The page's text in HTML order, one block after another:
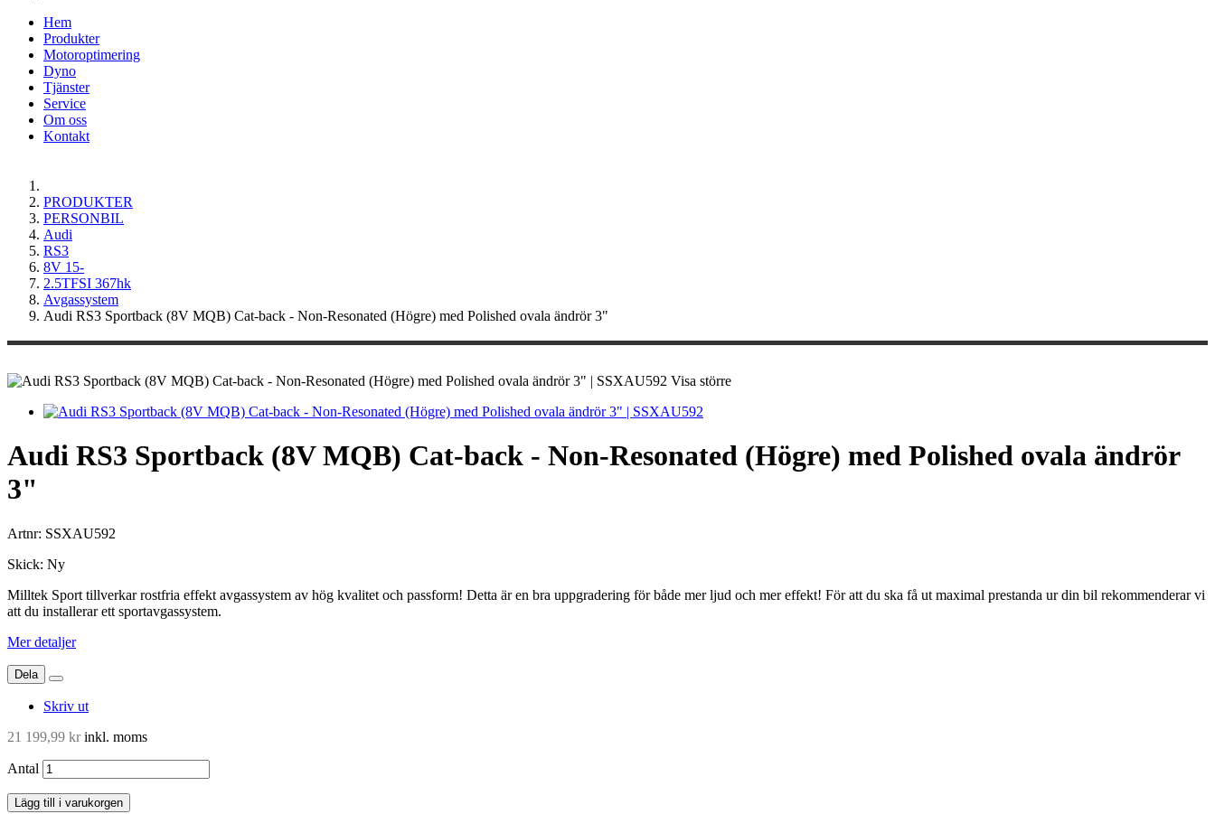
Hem
Produkter
Motoroptimering
Dyno
Tjänster
Service
Om oss
Kontakt
PRODUKTER
PERSONBIL
Audi
RS3
8V 15-
2.5TFSI 367hk
Avgassystem
Audi RS3 Sportback (8V MQB) Cat-back - Non-Resonated (Högre) med Polished ovala ändrör 3"
Visa större
Audi RS3 Sportback (8V MQB) Cat-back - Non-Resonated (Högre) med Polished ovala ändrör
3"
Artnr: SSXAU592
Skick: Ny
Milltek Sport tillverkar rostfria effekt avgassystem av hög kvalitet och passform! Detta är en bra uppgradering för både mer ljud och mer effekt! För att du ska få ut maximal prestanda ur din bil rekommenderar vi
att du installerar ett sportavgassystem.
Mer detaljer
Dela
Skriv ut
21 199,99 krinkl. moms
Antal
Lägg till i varukorgen